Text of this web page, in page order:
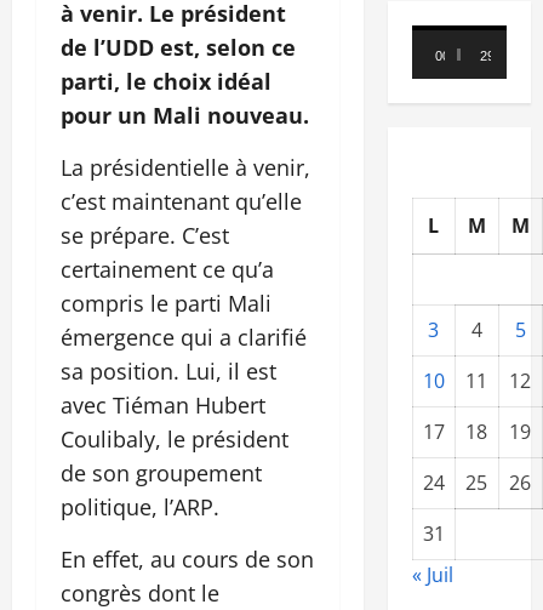
à venir. Le président
de l’UDD est, selon ce
parti, le choix idéal
pour un Mali nouveau.
La présidentielle à venir,
c’est maintenant qu’elle
se prépare. C’est
certainement ce qu’a
compris le parti Mali
émergence qui a clarifié
sa position. Lui, il est
avec Tiéman Hubert
Coulibaly, le président
de son groupement
politique, l’ARP.
En effet, au cours de son
congrès dont le
Lecteur
vidéo
00:00 29:21
L M M
3 4
5
10
11
12
17
18
19
24
25
26
31
« Juil